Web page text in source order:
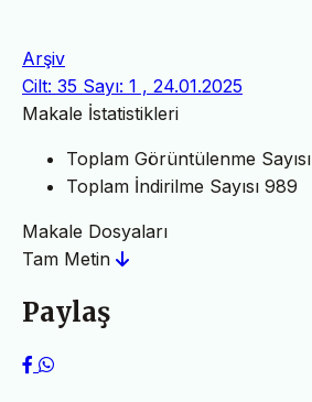
Arşiv
Cilt: 35 Sayı: 1 , 24.01.2025
Makale İstatistikleri
Toplam Görüntülenme Sayısı
Toplam İndirilme Sayısı 989
Makale Dosyaları
Tam Metin
Paylaş